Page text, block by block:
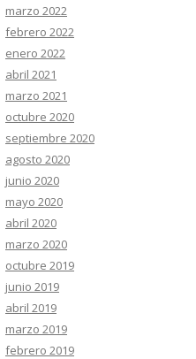
marzo 2022
febrero 2022
enero 2022
abril 2021
marzo 2021
octubre 2020
septiembre 2020
agosto 2020
junio 2020
mayo 2020
abril 2020
marzo 2020
octubre 2019
junio 2019
abril 2019
marzo 2019
febrero 2019